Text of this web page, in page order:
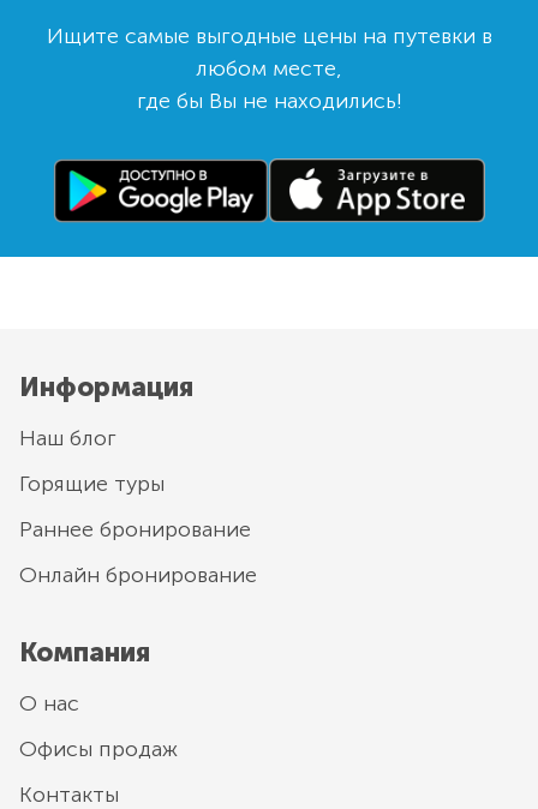
Ищите самые выгодные цены на путевки в
любом месте,
где бы Вы не находились!
Информация
Наш блог
Горящие туры
Раннее бронирование
Онлайн бронирование
Компания
О нас
Офисы продаж
Контакты